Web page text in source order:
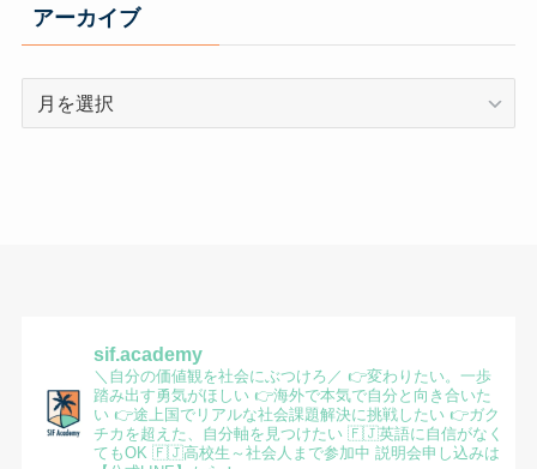
アーカイブ
sif.academy
＼自分の価値観を社会にぶつけろ／ 👉変わりたい。一歩
踏み出す勇気がほしい👉海外で本気で自分と向き合いた
い👉途上国でリアルな社会課題解決に挑戦したい👉ガク
チカを超えた、自分軸を見つけたい🇫🇯英語に自信がなく
てもOK 🇫🇯高校生～社会人まで参加中 説明会申し込みは